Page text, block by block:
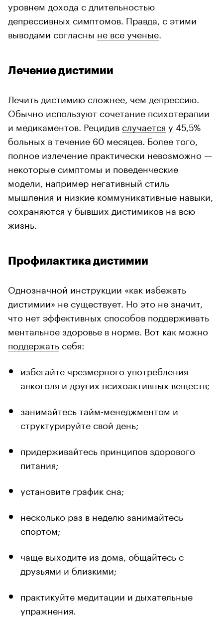
уровнем дохода с длительностью
депрессивных симптомов. Правда, с этими
выводами согласны не все ученые
Лечение дистимии
Лечить дистимию сложнее, чем депрессию.
Обычно используют сочетание психотерапии
и медикаментов. Рецидив случается у 45,5%
больных в течение 60 месяцев. Более того,
полное излечение практически невозможно —
некоторые симптомы и поведенческие
модели, например негативный стиль
мышления и низкие коммуникативные навыки,
сохраняются у бывших дистимиков на всю
жизнь.
Профилактика дистимии
Однозначной инструкции «как избежать
дистимии» не существует. Но это не значит,
что нет эффективных способов поддерживать
ментальное здоровье в норме. Вот как можно
поддержать себя:
избегайте чрезмерного употребления
алкоголя и других психоактивных веществ;
занимайтесь тайм-менеджментом и
структурируйте свой день;
придерживайтесь принципов здорового
питания;
установите график сна;
несколько раз в неделю занимайтесь
спортом;
чаще выходите из дома, общайтесь с
друзьями и близкими;
практикуйте медитации и дыхательные
упражнения.